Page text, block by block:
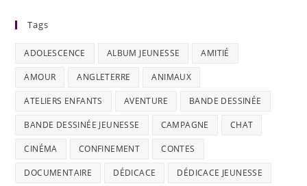
Tags
ADOLESCENCE ALBUM JEUNESSE AMITIÉ
AMOUR ANGLETERRE ANIMAUX
ATELIERS ENFANTS AVENTURE BANDE DESSINÉE
BANDE DESSINÉE JEUNESSE CAMPAGNE CHAT
CINÉMA CONFINEMENT CONTES
DOCUMENTAIRE DÉDICACE DÉDICACE JEUNESSE